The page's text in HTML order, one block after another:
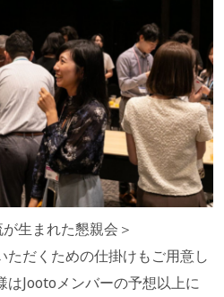
生まれた懇親会＞
だくための仕掛けもご用意し
はJootoメンバーの予想以上に